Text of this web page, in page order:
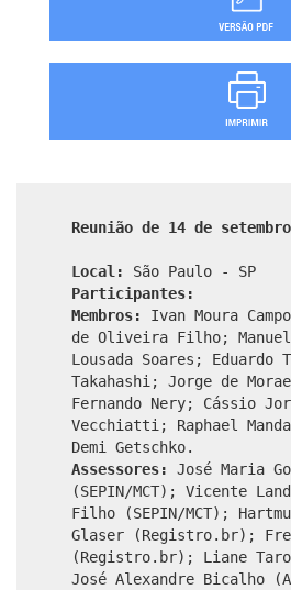
Reunião de 14 de
Local:
São Paulo - SP
Participantes:
Membros:
Ivan Moura
de Oliveira Filho; Manuel
Lousada Soares; Eduardo
Takahashi; Jorge de
Fernando Nery; Cássio
Vecchiatti; Raphael
Demi Getschko.
Assessores:
José Maria
(SEPIN/MCT); Vicente
Filho (SEPIN/MCT);
Glaser (Registro.br);
(Registro.br); Liane
José Alexandre Bicalho